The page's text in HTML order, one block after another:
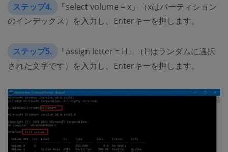
ステップ4.
「select volume = x」（xはパーティション
のインデックス）を入力し、Enterキーを押します。
ステップ5.
「assign letter = H」（Hはランダムに選択
された文字です）を入力し、Enterキーを押します。